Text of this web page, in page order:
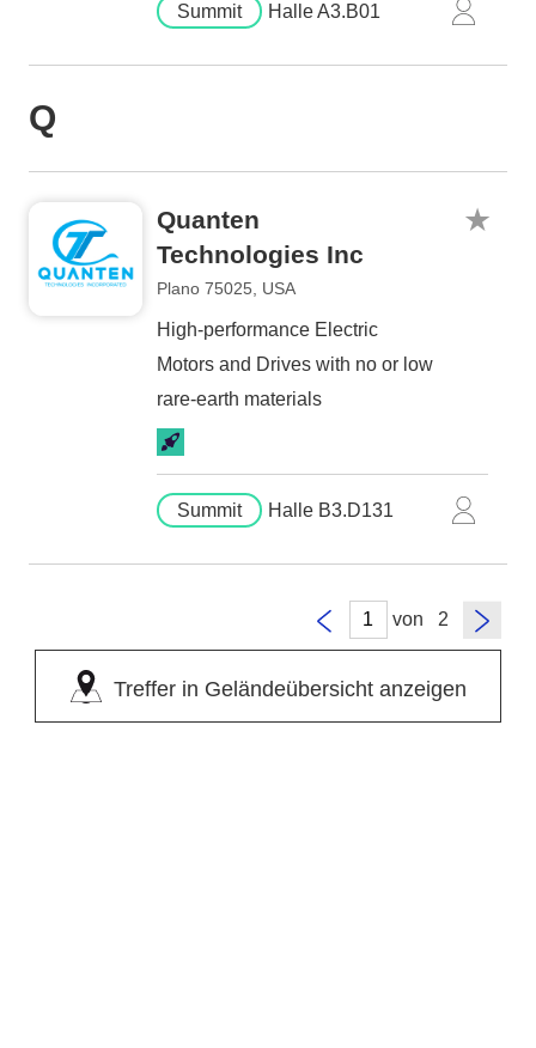
Summit Halle A3.B01
Q
Quanten
Technologies Inc
Plano 75025, USA
High-performance Electric
Motors and Drives with no or low
rare-earth materials
Summit Halle B3.D131
von
Treffer in Geländeübersicht anzeigen